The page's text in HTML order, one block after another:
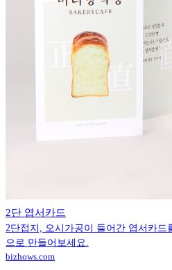
2단 엽서카드
2단접지, 오시가공이 들어간 엽서카
으로 만들어보세요.
bizhows.com